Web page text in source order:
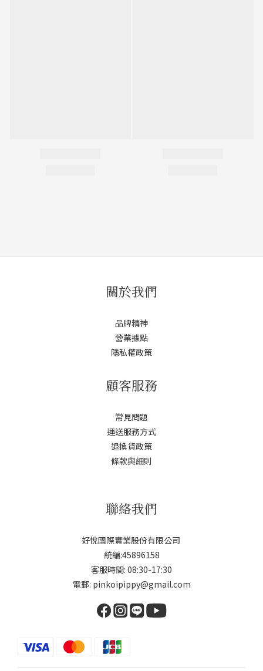
關於我們
品牌精神
營業據點
隱私權政策
顧客服務
常見問題
運送服務方式
退換貨政策
條款與細則
聯絡我們
好悅國際實業股份有限公司
統編:45896158
客服時間: 08:30-17:30
電郵: pinkoipippy@gmail.com